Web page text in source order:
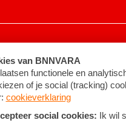
Algemene